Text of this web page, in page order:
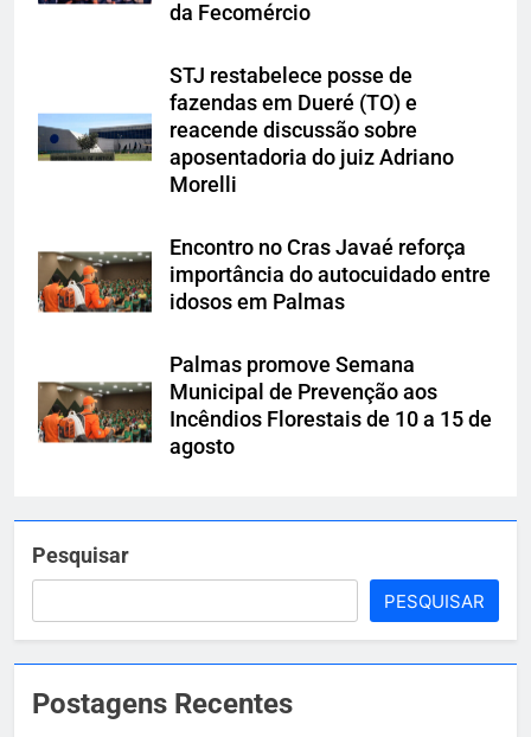
da Fecomércio
STJ restabelece posse de
fazendas em Dueré (TO) e
reacende discussão sobre
aposentadoria do juiz Adriano
Morelli
Encontro no Cras Javaé reforça
importância do autocuidado entre
idosos em Palmas
Palmas promove Semana
Municipal de Prevenção aos
Incêndios Florestais de 10 a 15 de
agosto
Pesquisar
PESQUISAR
Postagens Recentes